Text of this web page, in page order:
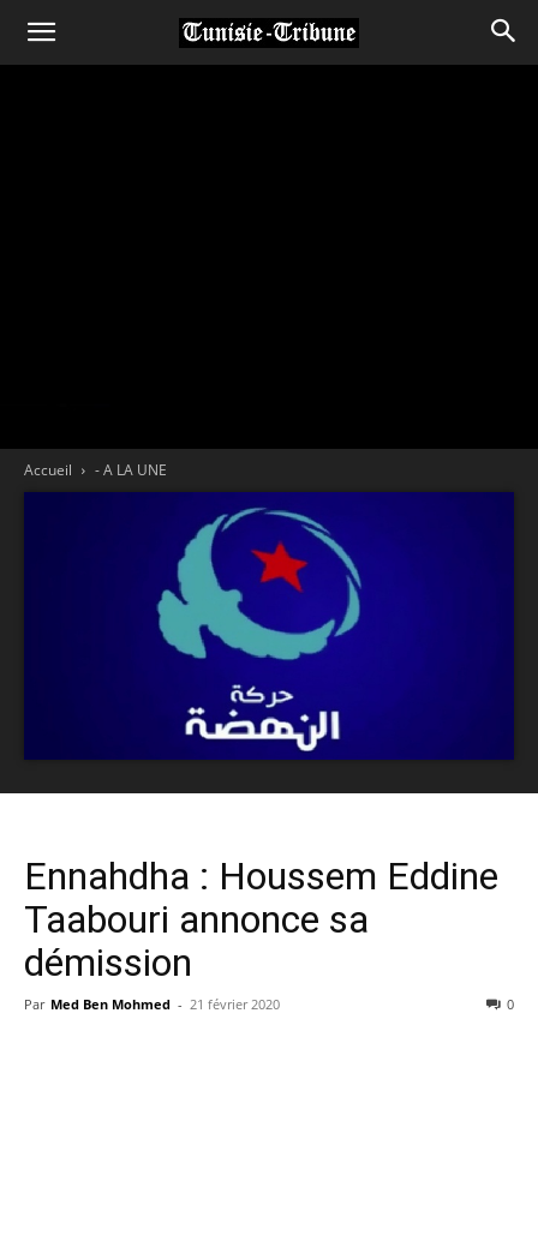
Accueil - A LA UNE
Ennahdha : Houssem Eddine
Taabouri annonce sa
démission
Par Med Ben Mohmed - 21 février 2020 0